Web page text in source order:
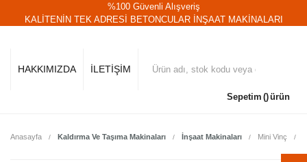
%100 Güvenli Alışveriş
KALİTENİN TEK ADRESİ BETONCULAR İNŞAAT MAKİNALARI
HAKKIMIZDA İLETİŞİM
Sepetim ürün
Anasayfa Kaldırma Ve Taşıma Makinaları İnşaat Makinaları Mini Vinç